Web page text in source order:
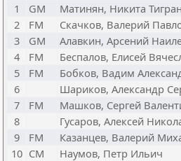
1
GM Матинян, Никита
2
FM Скачков, Валерий
3
GM Алавкин, Арсений
4
FM Беспалов, Елисей
5
FM Бобков, Вадим
6
Шариков, Александр
7
FM Машков, Сергей
8
Гусаров, Алексей
9
FM Казанцев, Валерий
10 CM Наумов, Петр Ильич